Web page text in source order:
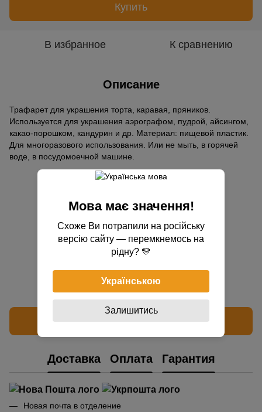
Купить
В избранное К сравнению
Описание
Трафарет для украшения торта, каравая, пряников.
Используется для украшения аэрографом, пудрой, айсингом,
какао-порошком, кандурин и др. Материал: пищевой пластик.
Для многоразового использования. Или не мыть, в горячей
воде, в посудомоечной машине.
Добавьте первый отзыв
Написать отзыв
Доставка Оплата Гарантия
Новая почта в отделение
Мова має значення!
Схоже Ви потрапили на російську
версію сайту — перемкнемось на
рідну? 💛
Українською
Залишитись